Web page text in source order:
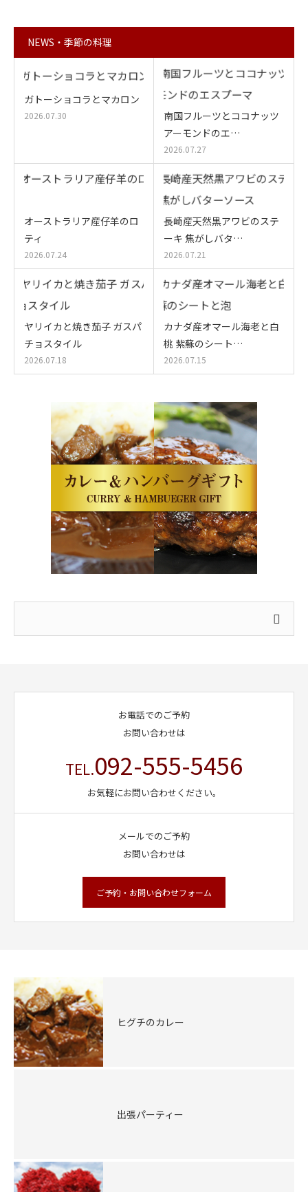
NEWS・季節の料理
ガトーショコラとマカロン
2026.07.30
南国フルーツとココナッツ
アーモンドのエ…
2026.07.27
オーストラリア産仔羊のロ
ティ
2026.07.24
長崎産天然黒アワビのステ
ーキ 焦がしバタ…
2026.07.21
ヤリイカと焼き茄子 ガスパ
チョスタイル
2026.07.18
カナダ産オマール海老と白
桃 紫蘇のシート…
2026.07.15
お電話でのご予約
お問い合わせは
TEL.092-555-5456
お気軽にお問い合わせください。
メールでのご予約
お問い合わせは
ご予約・お問い合わせフォーム
ヒグチのカレー
出張パーティー